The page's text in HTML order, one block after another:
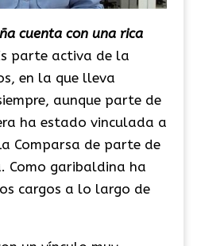
cuenta con una rica
parte activa de la
en la que lleva
aunque parte de
ha estado vinculada a
Comparsa de parte de
Como garibaldina ha
cargos a lo largo de